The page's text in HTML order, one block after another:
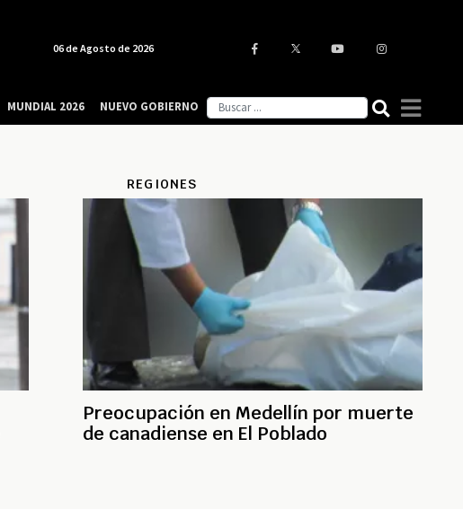
REGIONES
Preocupación en Medellín por muerte
de canadiense en El Poblado
06 de Agosto de 2026
MUNDIAL 2026 NUEVO GOBIERNO